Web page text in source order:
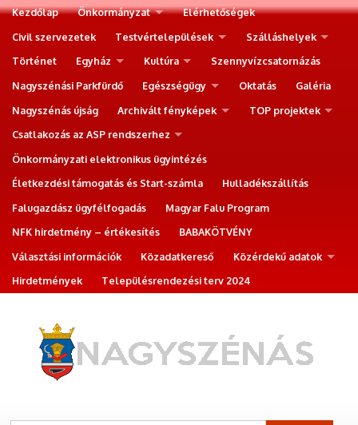
Kezdőlap Önkormányzat
Elérhetőségek
Civil szervezetek
Testvértelepülések
Szálláshelyek
Történet
Egyház Kultúra
Szennyvízcsatornázás
Nagyszénási Parkfürdő
Egészségügy Oktatás
Galéria
Nagyszénás újság
Archivált fényképek
TOP projektek
Csatlakozás az ASP rendszerhez
Önkormányzati elektronikus ügyintézés
Életkezdési támogatás és Start-számla
Hulladékszállítás
Falugazdász ügyfélfogadás
Magyar Falu Program
NFK hirdetmény – értékesítés
BABAKÖTVÉNY
Választási információk
Közadatkereső
Közérdekű adatok
Hirdetmények
Településrendezési terv 2024